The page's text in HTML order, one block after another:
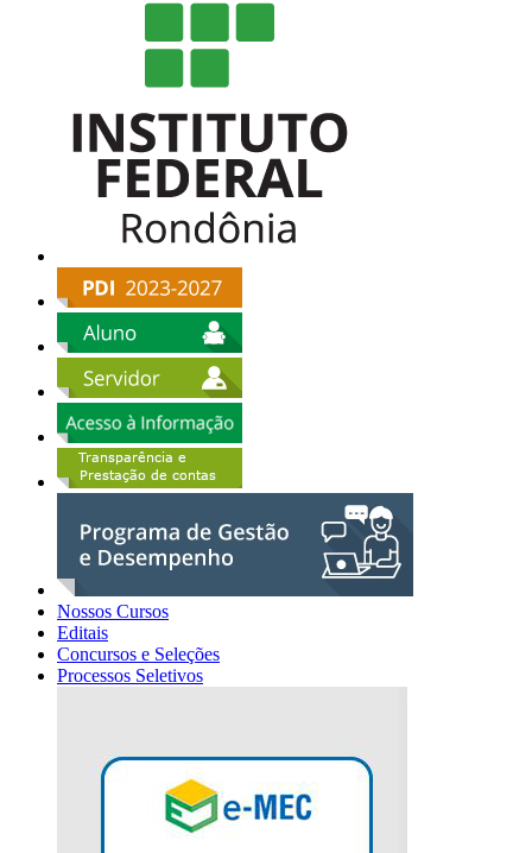
Nossos Cursos
Editais
Concursos e Seleções
Processos Seletivos